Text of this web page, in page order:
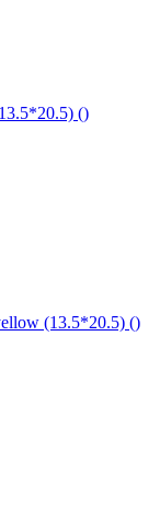
()
(13.5*20.5) ()